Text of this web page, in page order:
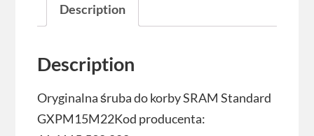
Description
Description
Oryginalna śruba do korby SRAM Standard
GXPM15M22Kod producenta: